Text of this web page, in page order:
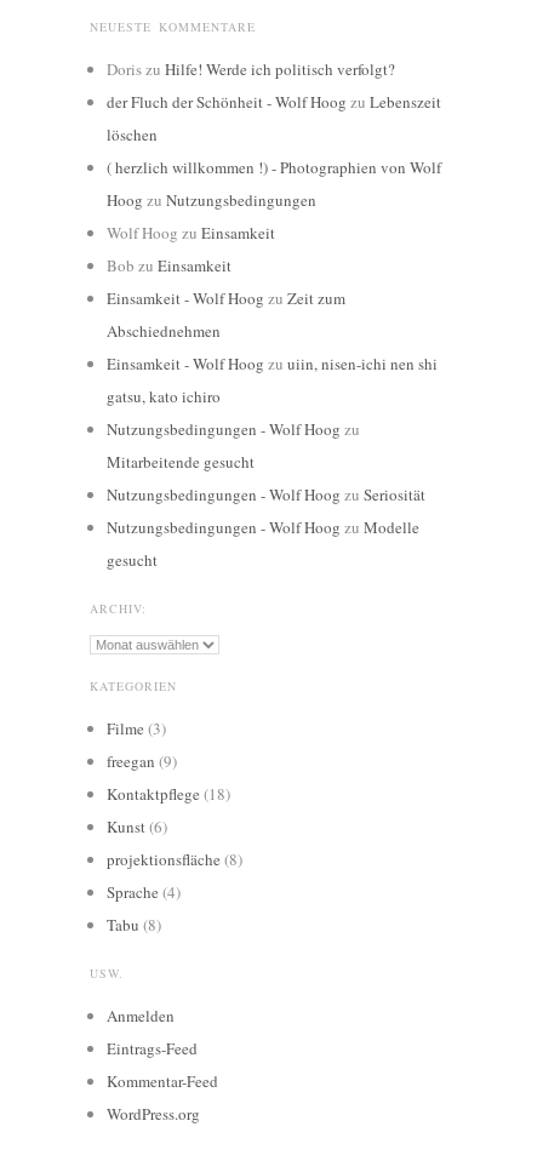
NEUESTE KOMMENTARE
Doriszu Hilfe! Werde ich politisch verfolgt?
der Fluch der Schönheit - Wolf Hoog zu Lebenszeit
löschen
( herzlich willkommen !) - Photographien von Wolf
Hoog zu Nutzungsbedingungen
Wolf Hoog zu Einsamkeit
Bob zu Einsamkeit
Einsamkeit - Wolf Hoog zu Zeit zum
Abschiednehmen
Einsamkeit - Wolf Hoog zu uiin, nisen-ichi nen shi
gatsu, kato ichiro
Nutzungsbedingungen - Wolf Hoog zu
Mitarbeitende gesucht
Nutzungsbedingungen - Wolf Hoog zu Seriosität
Nutzungsbedingungen - Wolf Hoog zu Modelle
gesucht
ARCHIV:
Archiv:
KATEGORIEN
Filme (3)
freegan (9)
Kontaktpflege (18)
Kunst(6)
projektionsfläche (8)
Sprache (4)
Tabu (8)
USW.
Anmelden
Eintrags-Feed
Kommentar-Feed
WordPress.org